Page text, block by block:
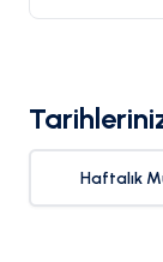
Haftalık